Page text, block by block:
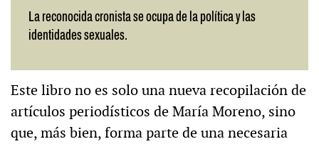
La reconocida cronista se ocupa de la política y las
identidades sexuales.
Este libro no es solo una nueva recopilación de
artículos periodísticos de María Moreno, sino
que, más bien, forma parte de una necesaria